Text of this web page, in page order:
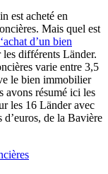
est acheté en
Mais quel est
‘achat d’un bien
différents Länder.
varie entre 3,5
le bien immobilier
avons résumé ici les
les 16 Länder avec
d’euros, de la Bavière